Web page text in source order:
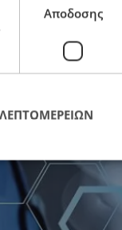
Αποδοσης